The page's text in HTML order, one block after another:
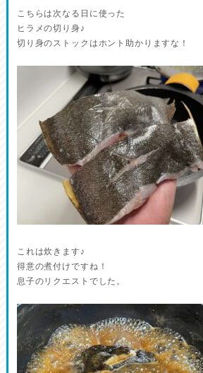
こちらは次なる日に使った
ヒラメの切り身♪
切り身のストックはホント助かりますな！
これは炊きます♪
得意の煮付けですね！
息子のリクエストでした。